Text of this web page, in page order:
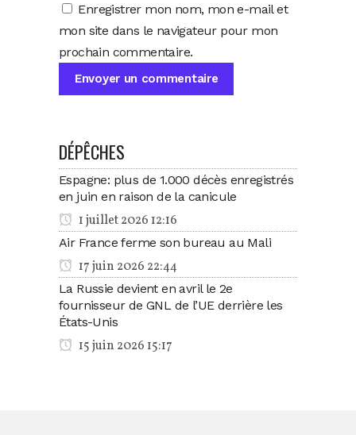
Enregistrer mon nom, mon e-mail et
mon site dans le navigateur pour mon
prochain commentaire.
DÉPÊCHES
Espagne: plus de 1.000 décès enregistrés
en juin en raison de la canicule
1 juillet 2026 12:16
Air France ferme son bureau au Mali
17 juin 2026 22:44
La Russie devient en avril le 2e
fournisseur de GNL de l’UE derrière les
États-Unis
15 juin 2026 15:17